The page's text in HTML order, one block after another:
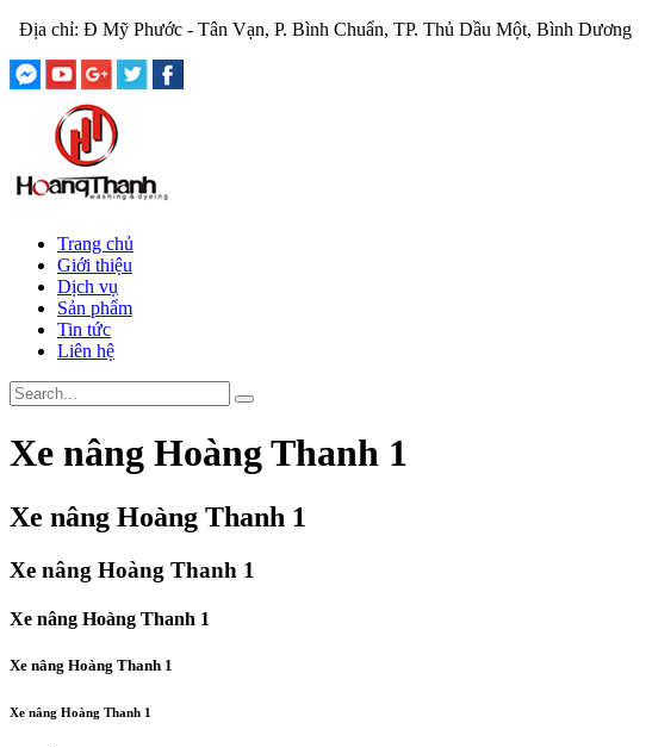
Địa chỉ: Đ Mỹ Phước - Tân Vạn, P. Bình Chuẩn, TP. Thủ Dầu Một, Bình Dương
Trang chủ
Giới thiệu
Dịch vụ
Sản phẩm
Tin tức
Liên hệ
Xe nâng Hoàng Thanh 1
Xe nâng Hoàng Thanh 1
Xe nâng Hoàng Thanh 1
Xe nâng Hoàng Thanh 1
Xe nâng Hoàng Thanh 1
Xe nâng Hoàng Thanh 1